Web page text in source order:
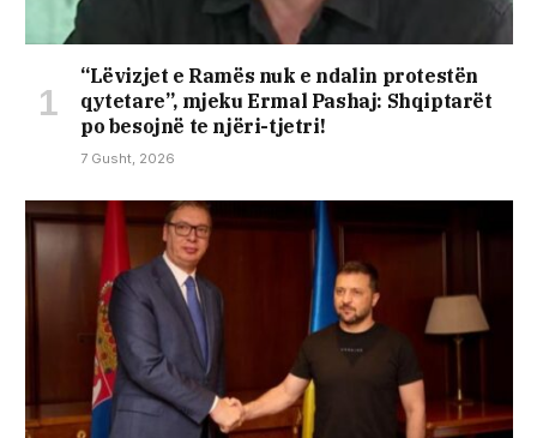
“Lëvizjet e Ramës nuk e ndalin protestën
qytetare”, mjeku Ermal Pashaj: Shqiptarët
po besojnë te njëri-tjetri!
7 Gusht, 2026